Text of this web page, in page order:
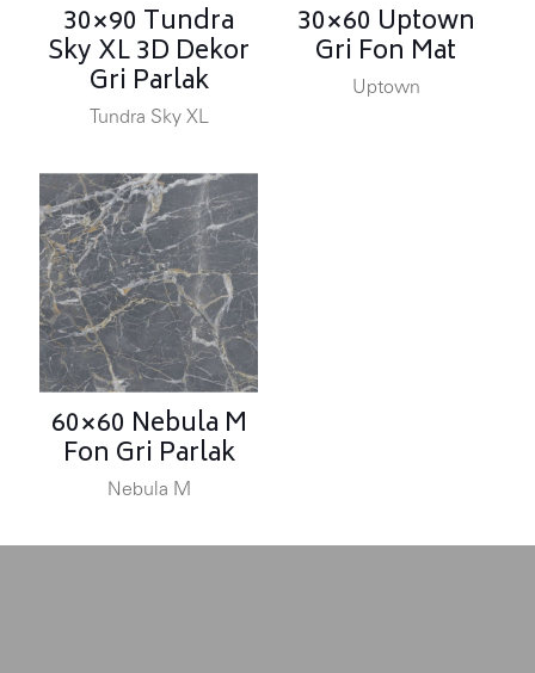
30×90 Tundra
Sky XL 3D Dekor
Gri Parlak
Tundra Sky XL
30×60 Uptown
Gri Fon Mat
Uptown
60×60 Nebula M
Fon Gri Parlak
Nebula M